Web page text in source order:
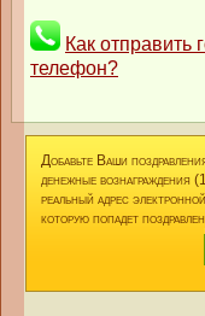
Как отправить
телефон?
Добавьте Ваши
денежные вознаграждения
реальный адрес
которую попадет